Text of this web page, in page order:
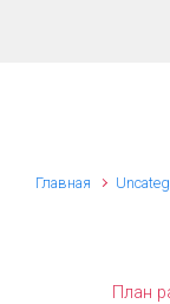
Главная
План